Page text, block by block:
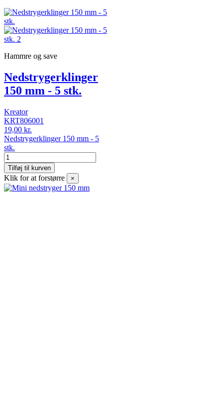
Hammre og save
Nedstrygerklinger
150 mm - 5 stk.
Kreator
KRT806001
19,00 kr.
Nedstrygerklinger 150 mm - 5
stk.
Tilføj til kurven
Klik for at forstørre ×